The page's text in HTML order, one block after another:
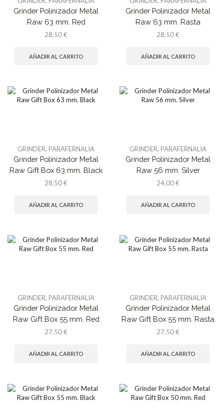
Grinder Polinizador Metal
Raw 63 mm. Red
28,50€
AÑADIR AL CARRITO
Grinder Polinizador Metal
Raw 63 mm. Rasta
28,50€
AÑADIR AL CARRITO
GRINDER, PARAFERNALIA
Grinder Polinizador Metal
Raw Gift Box 63 mm. Black
28,50€
AÑADIR AL CARRITO
GRINDER, PARAFERNALIA
Grinder Polinizador Metal
Raw 56 mm. Silver
24,00€
AÑADIR AL CARRITO
GRINDER, PARAFERNALIA
Grinder Polinizador Metal
Raw Gift Box 55 mm. Red
27,50€
AÑADIR AL CARRITO
GRINDER, PARAFERNALIA
Grinder Polinizador Metal
Raw Gift Box 55 mm. Rasta
27,50€
AÑADIR AL CARRITO